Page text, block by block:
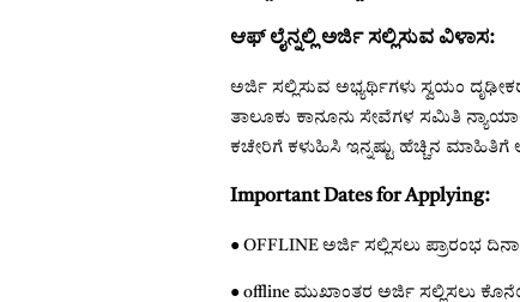
ಆಫ್ ಲೈನ್ನಲ್ಲಿ ಅರ್ಜಿ ಸಲ್ಲಿಸುವ ವಿಳಾಸ:
ಅರ್ಜಿ ಸಲ್ಲಿಸುವ ಅಭ್ಯರ್ಥಿಗಳು ಸ್ವಯಂ
ತಾಲೂಕು ಕಾನೂನು ಸೇವೆಗಳ ಸಮಿತಿ
ಕಚೇರಿಗೆ ಕಳುಹಿಸಿ ಇನ್ನಷ್ಟು ಹೆಚ್ಚಿನ
Important Dates for Applying:
● OFFLINE ಅರ್ಜಿ ಸಲ್ಲಿಸಲು ಪ್ರಾರಂಭ
● offline ಮುಖಾಂತರ ಅರ್ಜಿ ಸಲ್ಲಿಸಲು